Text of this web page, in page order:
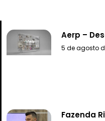
Aerp –
5 de agosto
Fazenda